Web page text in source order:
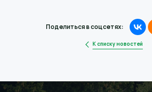
К списку новостей
Поделиться в соцсетях: